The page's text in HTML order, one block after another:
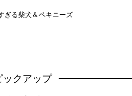
ぎる柴犬＆ペキニーズ
ックアップ